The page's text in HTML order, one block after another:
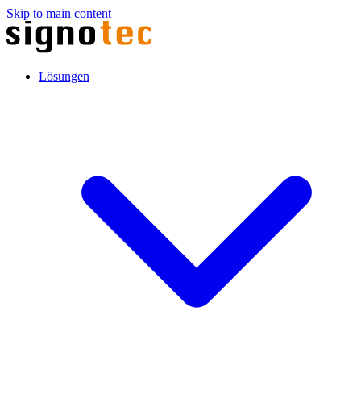
Skip to main content
Lösungen